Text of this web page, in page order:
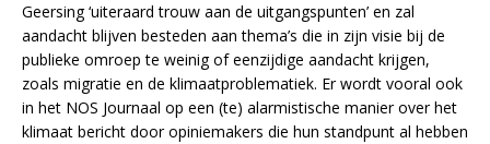
Geersing ‘uiteraard trouw aan de uitgangspunten’ en zal
aandacht blijven besteden aan thema’s die in zijn visie bij de
publieke omroep te weinig of eenzijdige aandacht krijgen,
zoals migratie en de klimaatproblematiek. Er wordt vooral ook
in het NOS Journaal op een (te) alarmistische manier over het
klimaat bericht door opiniemakers die hun standpunt al hebben